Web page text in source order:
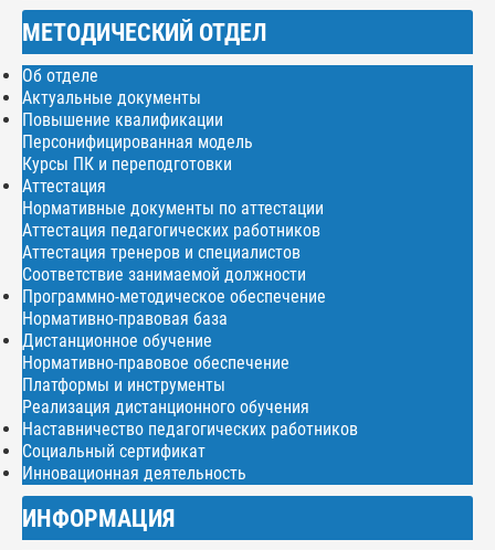
МЕТОДИЧЕСКИЙ ОТДЕЛ
Об отделе
Актуальные документы
Повышение квалификации
Персонифицированная модель
Курсы ПК и переподготовки
Аттестация
Нормативные документы по аттестации
Аттестация педагогических работников
Аттестация тренеров и специалистов
Соответствие занимаемой должности
Программно-методическое обеспечение
Нормативно-правовая база
Дистанционное обучение
Нормативно-правовое обеспечение
Платформы и инструменты
Реализация дистанционного обучения
Наставничество педагогических работников
Социальный сертификат
Инновационная деятельность
ИНФОРМАЦИЯ